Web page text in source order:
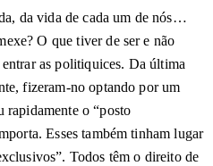
da vida de cada um de nós…
O que tiver de ser e não
as politiquices. Da última
fizeram-no optando por um
rapidamente o “posto
Esses também tinham lugar
Todos têm o direito de